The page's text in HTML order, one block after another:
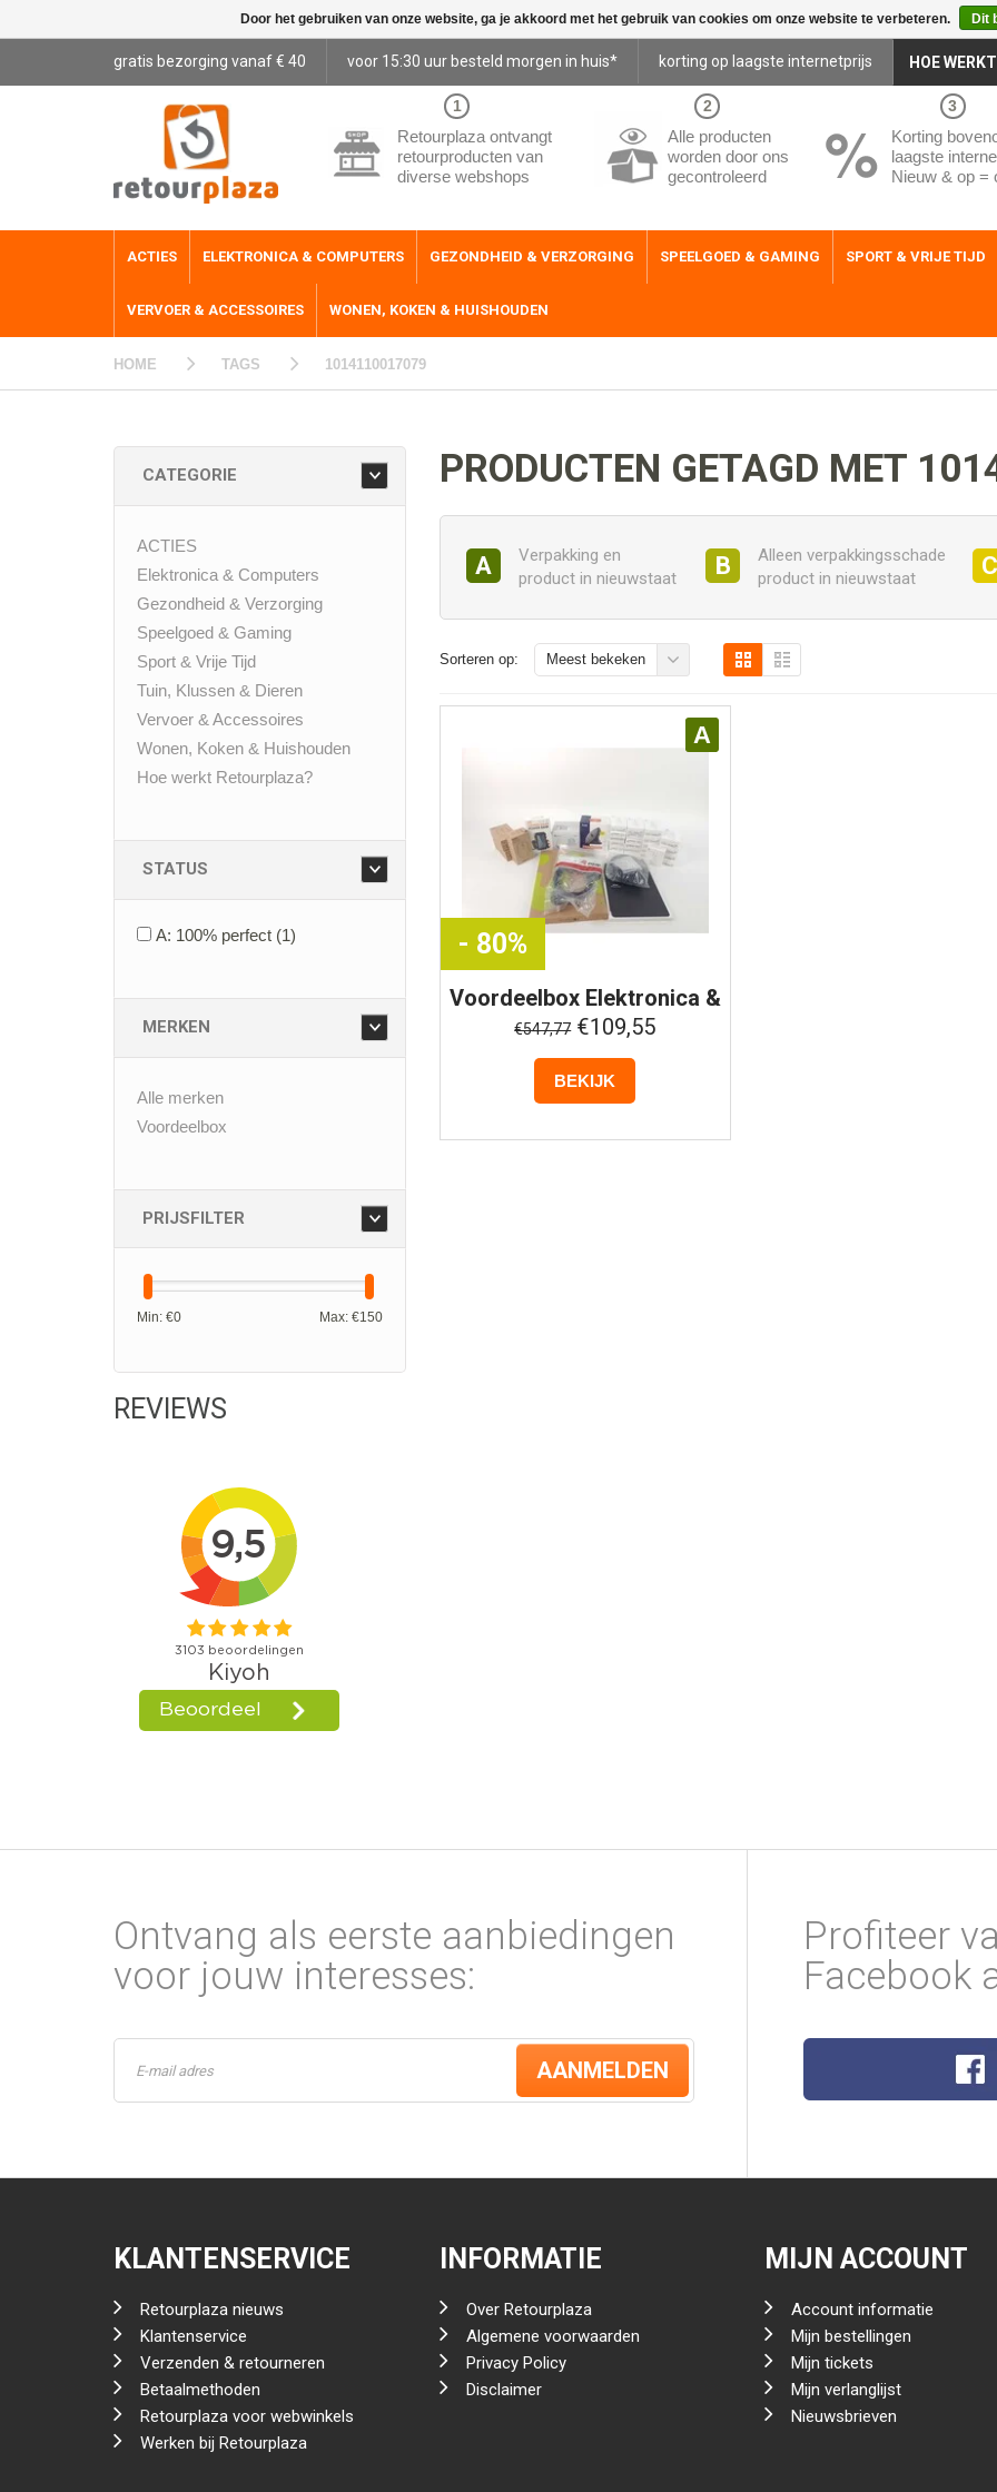
gratis bezorging vanaf € 40 voor 15:30 uur besteld morgen in huis* korting op laagste internetprijs HOE
1
Retourplaza ontvangt
retourproducten van
diverse webshops
2
Alle producten
worden door ons
gecontroleerd
3
Korting
laagste
Nieuw & op =
ACTIES ELEKTRONICA & COMPUTERS GEZONDHEID & VERZORGING SPEELGOED & GAMING SPORT & VRIJE TIJD
VERVOER & ACCESSOIRES WONEN, KOKEN & HUISHOUDEN
HOME TAGS 1014110017079
CATEGORIE
ACTIES
Elektronica & Computers
Gezondheid & Verzorging
Speelgoed & Gaming
Sport & Vrije Tijd
Tuin, Klussen & Dieren
Vervoer & Accessoires
Wonen, Koken & Huishouden
Hoe werkt Retourplaza?
STATUS
A: 100% perfect (1)
MERKEN
Alle merken
Voordeelbox
PRIJSFILTER
Min: €0 Max: €150
REVIEWS
PRODUCTEN GETAGD MET
A
Verpakking en
product in nieuwstaat
B
Alleen verpakkingsschade
product in nieuwstaat
Sorteren op: Meest bekeken
A
- 80%
VoordeelboxElektronica &
Accessoires #3
€547,77€109,55
BEKIJK
Ontvang als eerste aanbiedingen
voor jouw interesses:
AANMELDEN
Profiteer
Facebook
KLANTENSERVICE
Retourplaza nieuws
Klantenservice
Verzenden & retourneren
Betaalmethoden
Retourplaza voor webwinkels
Werken bij Retourplaza
INFORMATIE
Over Retourplaza
Algemene voorwaarden
Privacy Policy
Disclaimer
MIJN ACCOUNT
Account informatie
Mijn bestellingen
Mijn tickets
Mijn verlanglijst
Nieuwsbrieven
Door het gebruiken van onze website, ga je akkoord met het gebruik van cookies om onze website te verbeteren. Dit